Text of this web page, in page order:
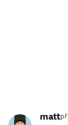
matt